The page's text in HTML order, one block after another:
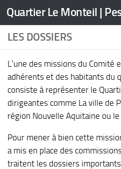
Skip to content
Quartier Le Monteil |
LES DOSSIERS
L’une des missions du Comité
adhérents et des habitants du
consiste à représenter le
dirigeantes comme La ville de
région Nouvelle Aquitaine ou
Pour mener à bien cette
a mis en place des
traitent les dossiers